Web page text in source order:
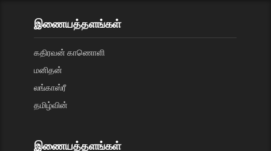
இணையத்தளங்கள்
கதிரவன் காணொளி
மனிதன்
லங்காஸ்ரீ
தமிழ்வின்
இணையத்தளங்கள்